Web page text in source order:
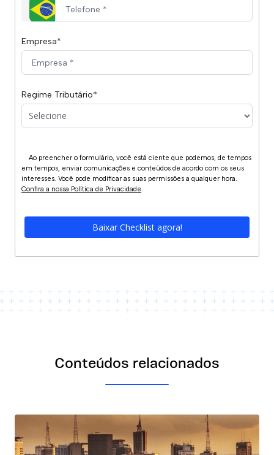
Empresa*
Regime Tributário*
Ao preencher o formulário, você está ciente que podemos, de tempos
em tempos, enviar comunicações e conteúdos de acordo com os seus
Confira a nossa Política de Privacidade.
Baixar Checklist agora!
Conteúdos relacionados